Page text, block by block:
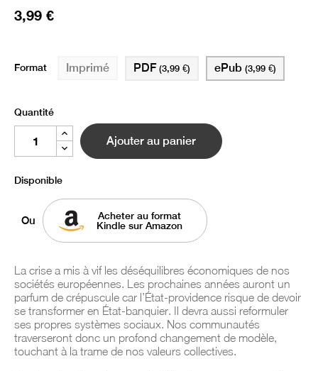
3,99 €
Format Imprimé ePub (3,99 €)
PDF (3,99 €)
Quantité
Ajouter au panier
Disponible
Ou
Acheter au format
Kindle sur Amazon
La crise a mis à vif les déséquilibres économiques de nos
sociétés européennes. Les prochaines années auront un
parfum de crépuscule car l’État-providence risque de devoir
se transformer en État-banquier. Il devra aussi reformuler
ses propres systèmes sociaux. Nos communautés
traverseront donc un profond changement de modèle,
touchant à la trame de nos valeurs collectives.